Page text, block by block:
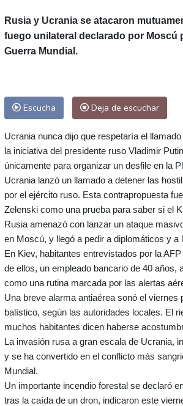
Rusia y Ucrania se atacaron
fuego unilateral declarado por Moscú
Guerra Mundial.
Escucha Deja de escuchar
Ucrania nunca dijo que respetaría el
la iniciativa del presidente ruso Vladimir
únicamente para organizar un desfile en la
Ucrania lanzó un llamado a detener las
por el ejército ruso. Esta contrapropuesta
Zelenski como una prueba para saber si el
Rusia amenazó con lanzar un ataque
en Moscú, y llegó a pedir a diplomáticos y a
En Kiev, habitantes entrevistados por la
de ellos, un empleado bancario de 40
como una rutina marcada por las alertas
Una breve alarma antiaérea sonó el
balístico, según las autoridades locales. El
muchos habitantes dicen haberse
La invasión rusa a gran escala de Ucrania,
y se ha convertido en el conflicto más
Mundial.
Un importante incendio forestal se declaró
tras la caída de un dron, indicaron este